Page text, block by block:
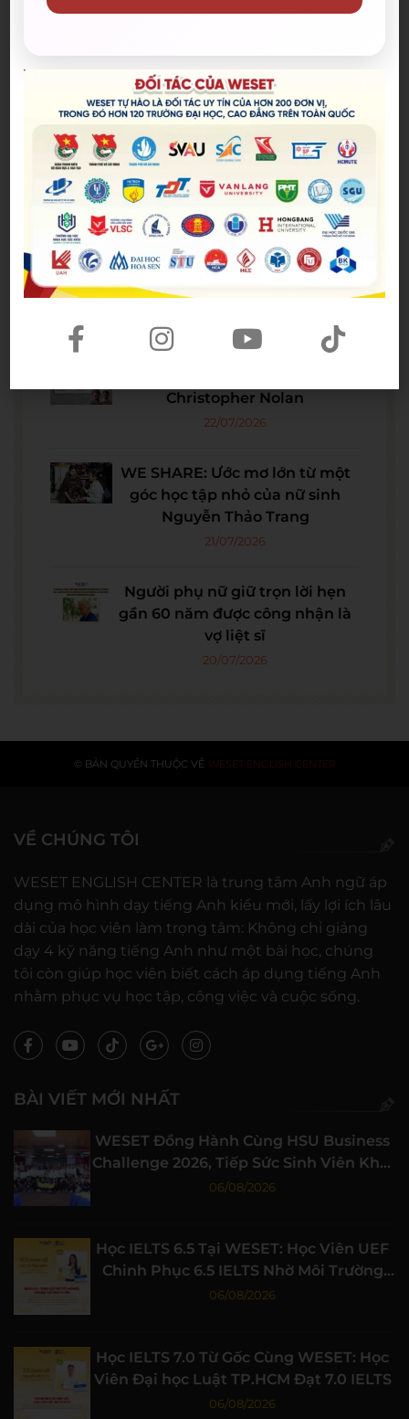
Bài viết mới nhất
Spider-Man: Brand New Day – Bộ
phim được kỳ vọng đưa MCU trở
lại thời kỳ đỉnh cao
The Odyssey lập kỷ lục doanh
Christopher Nolan
22/07/2026
WE SHARE: Ước mơ lớn từ một
góc học tập nhỏ của nữ sinh
Nguyễn Thảo Trang
21/07/2026
Người phụ nữ giữ trọn lời hẹn
gần 60 năm được công nhận là
vợ liệt sĩ
20/07/2026
© BẢN QUYỀN THUỘC VỀ WESET ENGLISH CENTER
VỀ CHÚNG TÔI
WESET ENGLISH CENTER là trung tâm Anh ngữ áp
dụng mô hình dạy tiếng Anh kiểu mới, lấy lợi ích lâu
dài của học viên làm trọng tâm: Không chỉ giảng
dạy 4 kỹ năng tiếng Anh như một bài học, chúng
tôi còn giúp học viên biết cách áp dụng tiếng Anh
nhằm phục vụ học tập, công việc và cuộc sống.
BÀI VIẾT MỚI NHẤT
WESET Đồng Hành Cùng HSU Business
Challenge 2026, Tiếp Sức Sinh Viên Khởi
Nghiệp
06/08/2026
Học IELTS 6.5 Tại WESET: Học Viên UEF
Chinh Phục 6.5 IELTS Nhờ Môi Trường
Học Tập Chất Lượng
06/08/2026
Học IELTS 7.0 Từ Gốc Cùng WESET: Học
Viên Đại học Luật TP.HCM Đạt 7.0 IELTS
06/08/2026